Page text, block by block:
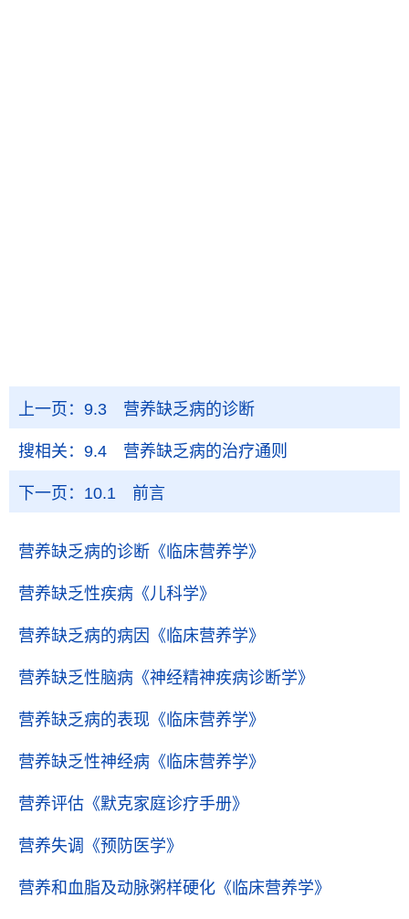
上一页： 9.3 营养缺乏病的诊断
搜相关： 9.4 营养缺乏病的治疗通则
下一页： 10.1 前言
营养缺乏病的诊断 《临床营养学》
营养缺乏性疾病 《儿科学》
营养缺乏病的病因 《临床营养学》
营养缺乏性脑病 《神经精神疾病诊断学》
营养缺乏病的表现 《临床营养学》
营养缺乏性神经病 《临床营养学》
营养评估 《默克家庭诊疗手册》
营养失调 《预防医学》
营养和血脂及动脉粥样硬化 《临床营养学》